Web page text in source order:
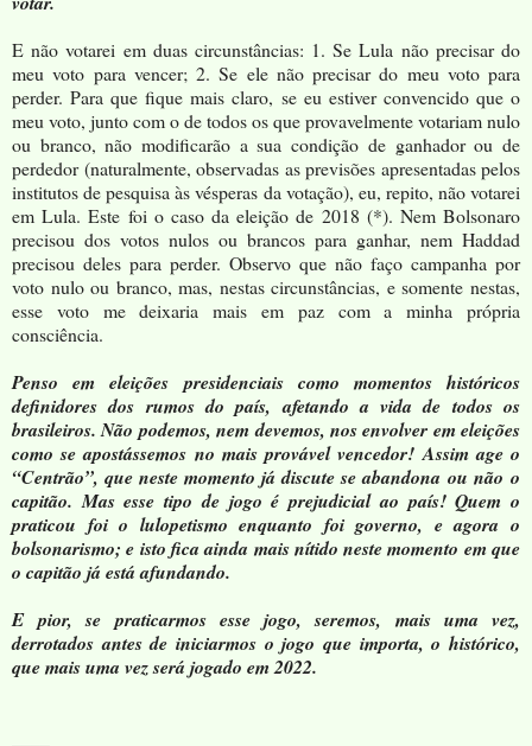
E não votarei em duas circunstâncias: 1. Se Lula não precisar do
meu voto para vencer; 2. Se ele não precisar do meu voto para
perder. Para que fique mais claro, se eu estiver convencido que o
meu voto, junto com o de todos os que provavelmente votariam nulo
ou branco, não modificarão a sua condição de ganhador ou de
perdedor (naturalmente, observadas as previsões apresentadas pelos
institutos de pesquisa às vésperas da votação), eu, repito, não votarei
em Lula. Este foi o caso da eleição de 2018 (*). Nem Bolsonaro
precisou dos votos nulos ou brancos para ganhar, nem Haddad
precisou deles para perder. Observo que não faço campanha por
voto nulo ou branco, mas, nestas circunstâncias, e somente nestas,
esse voto me deixaria mais em paz com a minha própria
consciência.
Penso em eleições presidenciais como momentos históricos
definidores dos rumos do país, afetando a vida de todos os
brasileiros. Não podemos, nem devemos, nos envolver em eleições
como se apostássemos no mais provável vencedor! Assim age o
“Centrão”, que neste momento já discute se abandona ou não o
capitão. Mas esse tipo de jogo é prejudicial ao país! Quem o
praticou foi o lulopetismo enquanto foi governo, e agora o
bolsonarismo; e isto fica ainda mais nítido neste momento em que
o capitão já está afundando.
E pior, se praticarmos esse jogo, seremos, mais uma vez,
derrotados antes de iniciarmos o jogo que importa, o histórico,
que mais uma vez será jogado em 2022.